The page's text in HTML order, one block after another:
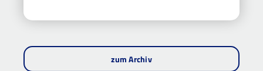
zum Archiv